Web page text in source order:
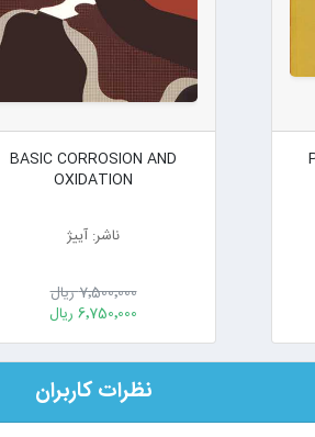
BASIC CORROSION AND
OXIDATION
ناشر: آییژ
7٬500٬000 ریال
6٬750٬000 ریال
نظرات کاربران